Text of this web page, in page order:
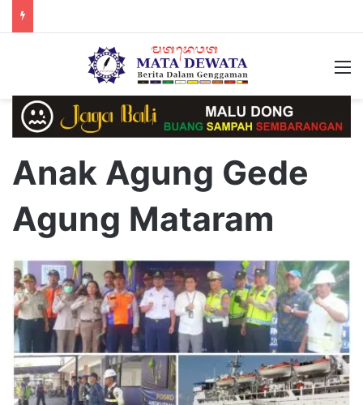
Anak Agung Gede
Agung Mataram